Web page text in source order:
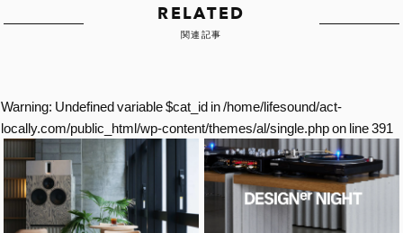
RELATED
関連記事
Warning: Undefined variable $cat_id in/home/lifesound/act-
locally.com/public_html/wp-content/themes/al/single.phpon line391